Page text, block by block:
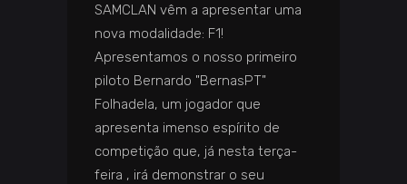
SAMCLAN vêm a apresentar uma
nova modalidade: F1!
Apresentamos o nosso primeiro
piloto Bernardo "BernasPT"
Folhadela, um jogador que
apresenta imenso espírito de
competição que, já nesta terça-
feira , irá demonstrar o seu